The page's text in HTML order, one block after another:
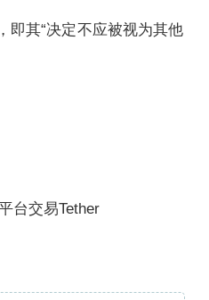
即其“决定不应被视为其他
台交易Tether